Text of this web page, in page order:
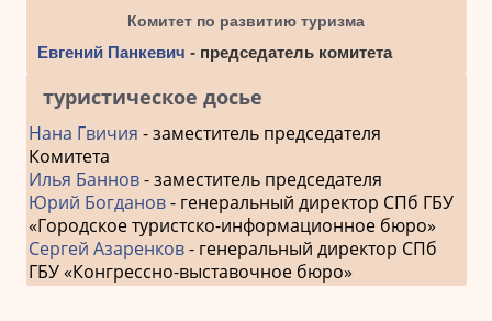
Комитет по развитию туризма
Евгений Панкевич - председатель комитета
туристическое досье
Нана Гвичия - заместитель председателя
Комитета
Илья Баннов- заместитель председателя
Юрий Богданов- генеральный директор СПб ГБУ
«Городское туристско-информационное бюро»
Сергей Азаренков- генеральный директор СПб
ГБУ «Конгрессно-выставочное бюро»